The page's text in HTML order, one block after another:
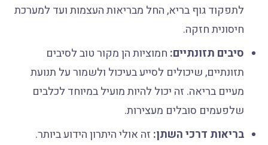
לתפקוד גוף בריא, החל מבריאות העצמות ועד למערכת
חיסונית חזקה.
סיבים תזונתיים:חמוציות הן מקור טוב לסיבים
תזונתיים, שיכולים לסייע בעיכול ולשמור על תנועת
מעיים בריאה. זה יכול להיות מועיל במיוחד לכלבים
שלפעמים סובלים מעצירות.
בריאות דרכי השתן:זה אולי היתרון הידוע ביותר.